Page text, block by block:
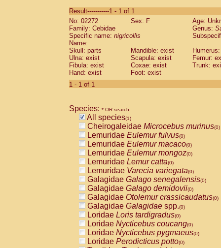
CebidaeSaguinus labiatus(0)
Cebidae Saguinus leucopus (0)
Cebidae
CebidaeSaguinus mystax
Cebidae Saguinus nigricollis (1)
Cebidae Saguinus oedipus
Cebidae Saguinus weddelli
Cebidae Saguinusspp.
Cebidae
CebidaeCebus capucinus
CebidaeCebus nigrivittatus
CebidaeCebus spp.(0)
CebidaeSaimiri boliviensis(0)
CebidaeSaimiri sciureus(0)
AtelidaeAlouatta caraya(0)
AtelidaeAlouatta fusca(0)
AtelidaeAlouatta seniculus(0)
AtelidaeAlouattaspp.(0)
AtelidaeAteles belzebuth(0)
AtelidaeAteles geoffroyi(0)
AtelidaeAteles paniscus(0)
AtelidaeAtelesspp.(0)
AtelidaeLagothrix lagothricha(0)
AtelidaeLagothrix lagothricha cana
PitheciidaeCacajao calvus
Result-----------1 - 1 of 1
No: 02272
Sex: F
Age:
Family: Cebidae
Genus:
Specific name: nigricollis
Name:
Skull: parts
Mandible: exist
Ulna: exist
Scapula: exist
Femur:
Fibula: exist
Coxae: exist
Trunk:
Hand: exist
Foot: exist
1 - 1 of 1
Species: * OR search
All species(1)
Cheirogaleidae Microcebus murinus(0)
Lemuridae Eulemur fulvus(0)
Lemuridae Eulemur macaco(0)
Lemuridae Eulemur mongoz(0)
Lemuridae Lemur catta(0)
Lemuridae Varecia variegata(0)
Galagidae Galago senegalensis(0)
Galagidae Galago demidovii(0)
Galagidae Otolemur crassicaudatus(0)
Galagidae Galagidae spp.(0)
Loridae Loris tardigradus(0)
Loridae Nycticebus coucang(0)
Loridae Nycticebus pygmaeus(0)
Loridae Perodicticus potto(0)